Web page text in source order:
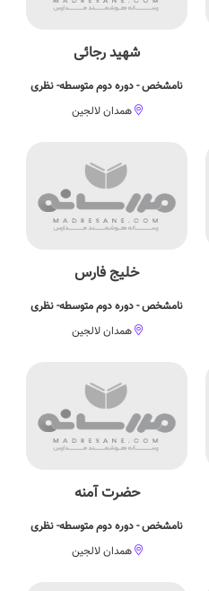
شهید رجائی
نامشخص - دوره دوم متوسطه- نظری
همدان لالجین
خلیج فارس
نامشخص - دوره دوم متوسطه- نظری
همدان لالجین
حضرت آمنه
نامشخص - دوره دوم متوسطه- نظری
همدان لالجین